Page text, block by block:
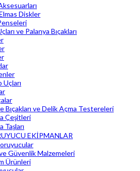
Diskler
ve Palanya Bıçakları
Uçları
Bıçakları ve Delik Açma Testereleri
Çeşitleri
Taşları
EKİPMANLAR
Güvenlik Malzemeleri
Ürünleri